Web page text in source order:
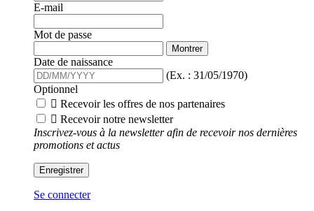
E-mail
Mot de passe
Montrer
Date de naissance
(Ex. : 31/05/1970)
Optionnel
 Recevoir les offres de nos partenaires
 Recevoir notre newsletter
Inscrivez-vous à la newsletter afin de recevoir nos dernières
promotions et actus
Enregistrer
Se connecter